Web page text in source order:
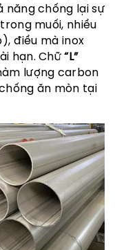
năng chống lại sự
muối, nhiều
điều mà inox
hạn. Chữ“L”
lượng carbon
ăn mòn tại